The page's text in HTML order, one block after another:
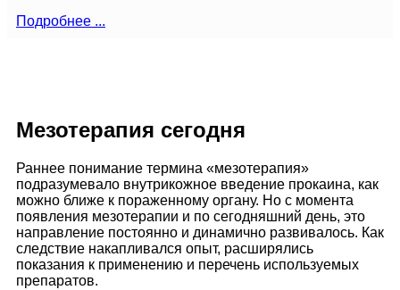
Подробнее ...
Мезотерапия сегодня
Раннее понимание термина «мезотерапия»
подразумевало внутрикожное введение прокаина, как
можно ближе к пораженному органу. Но с момента
появления мезотерапии и по сегодняшний день, это
направление постоянно и динамично развивалось. Как
следствие накапливался опыт, расширялись
показания к применению и перечень используемых
препаратов.